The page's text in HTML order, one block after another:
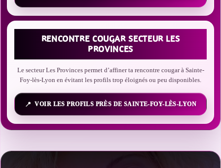
RENCONTRE COUGAR SECTEUR LES
PROVINCES
Le secteur Les Provinces permet d’affiner ta rencontre cougar à Sainte-
Foy-lès-Lyon en évitant les profils trop éloignés ou peu disponibles.
VOIR LES PROFILS PRÈS DE SAINTE-FOY-LÈS-LYON